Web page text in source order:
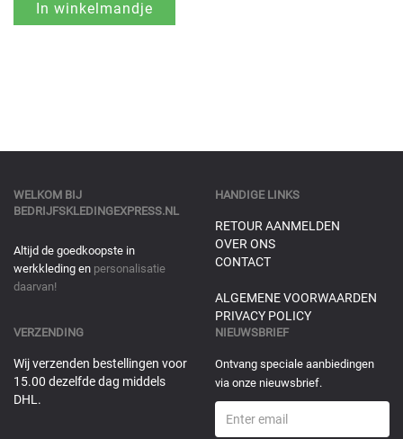
WELKOM BIJ
BEDRIJFSKLEDINGEXPRESS.NL
Altijd de goedkoopste in
werkkleding en personalisatie
daarvan!
HANDIGE LINKS
RETOUR AANMELDEN
OVER ONS
CONTACT
ALGEMENE VOORWAARDEN
PRIVACY POLICY
VERZENDING
Wij verzenden bestellingen voor
15.00 dezelfde dag middels
DHL.
NIEUWSBRIEF
Ontvang speciale aanbiedingen
via onze nieuwsbrief.